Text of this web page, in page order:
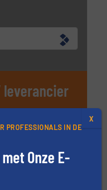
leverancier
PROFESSIONALS IN DE
Onze E-
X